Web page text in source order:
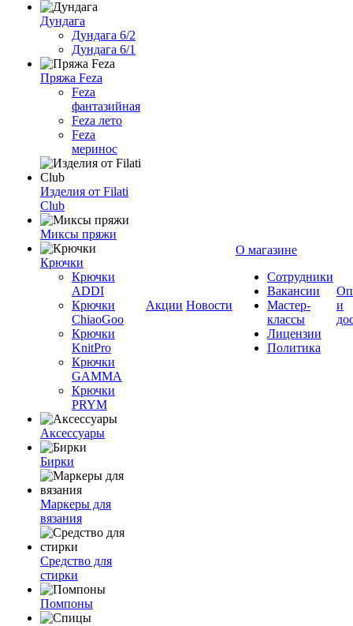
Дундага
Дундага 6/2
Дундага 6/1
Пряжа Feza
Feza
фантазийная
Feza лето
Feza
меринос
Изделия от Filati
Club
Миксы пряжи
Крючки
Крючки
ADDI
Крючки
ChiaoGoo
Крючки
KnitPro
Крючки
GAMMA
Крючки
PRYM
Аксессуары
Бирки
Маркеры для
вязания
Средство для
стирки
Помпоны
Акции Новости
О магазине
Сотрудники
Вакансии
Мастер-
классы
Лицензии
Политика
и